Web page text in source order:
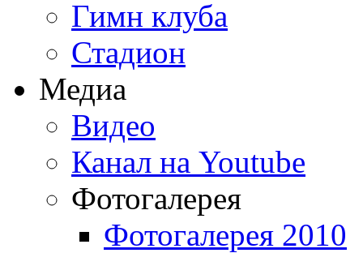
Гимн клуба
Стадион
Медиа
Видео
Канал на Youtube
Фотогалерея
Фотогалерея 2010